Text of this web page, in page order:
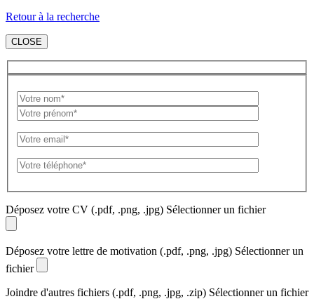
Retour à la recherche
CLOSE
Déposez votre CV (.pdf, .png, .jpg) Sélectionner un fichier
Déposez votre lettre de motivation (.pdf, .png, .jpg) Sélectionner un
fichier
Joindre d'autres fichiers (.pdf, .png, .jpg, .zip) Sélectionner un fichier